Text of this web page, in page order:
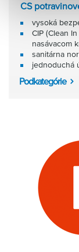
CS
vysoká
CIP (Clean
nasávacom
sanitárna
jednoduchá
Podkategórie